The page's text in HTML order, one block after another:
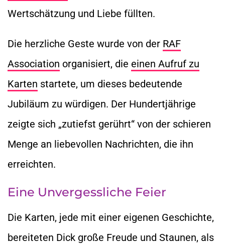
Wertschätzung und Liebe füllten.
Die herzliche Geste wurde von der RAF
Association organisiert, die einen Aufruf zu
Karten startete, um dieses bedeutende
Jubiläum zu würdigen. Der Hundertjährige
zeigte sich „zutiefst gerührt“ von der schieren
Menge an liebevollen Nachrichten, die ihn
erreichten.
Eine Unvergessliche Feier
Die Karten, jede mit einer eigenen Geschichte,
bereiteten Dick große Freude und Staunen, als